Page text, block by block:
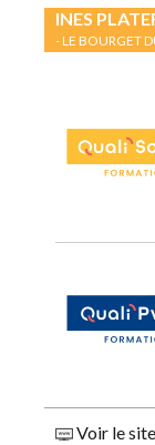
INES
- LE BOURGET
Voir le site